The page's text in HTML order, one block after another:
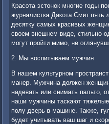
Красота эстонок многие годы
журналистка Дакота Смит пять
десятку самых красивых
своем внешнем виде, стильно
могут пройти мимо, не
2. Мы воспитываем мужчин
В нашем культурном
манер. Мужчина должен
надевать или снимать пальто,
наши мужчины таскают
полу дверь в машине. Также,
будет учитывать ваш шаг и